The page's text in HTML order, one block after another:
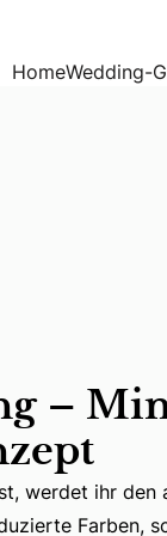
HomeWedding-
–
werdet ihr
werdet ihr den
Farben,